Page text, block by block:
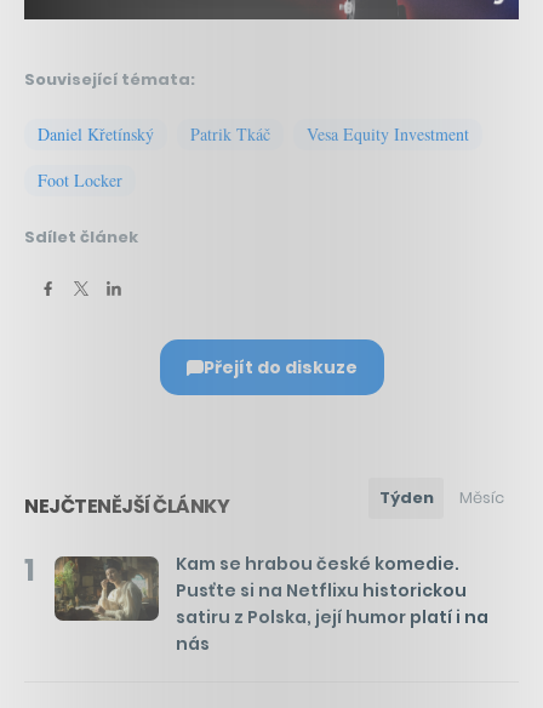
Související témata:
Daniel Křetínský Patrik Tkáč
Vesa Equity Investment
Foot Locker
Sdílet článek
Přejít do diskuze
NEJČTENĚJŠÍ ČLÁNKY Týden Měsíc
1
Kam se hrabou české komedie.
Pusťte si na Netflixu historickou
satiru z Polska, její humor platí i na
nás